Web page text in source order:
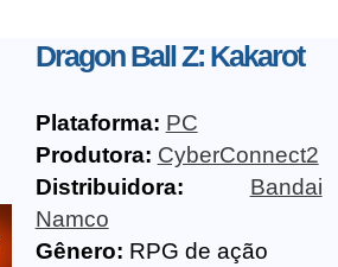
Dragon Ball Z: Kakarot
Plataforma: PC
Produtora: CyberConnect2
Distribuidora:
Bandai
Namco
Gênero: RPG de ação